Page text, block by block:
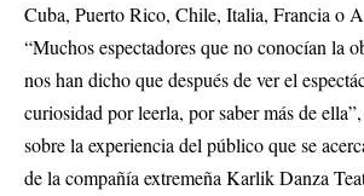
Cuba, Puerto Rico, Chile, Italia, Francia o
“Muchos espectadores que no conocían la
nos han dicho que después de ver el
curiosidad por leerla, por saber más de
sobre la experiencia del público que se
de la compañía extremeña Karlik Danza